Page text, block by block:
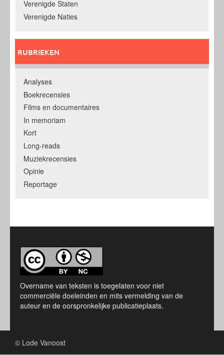
Verenigde Staten
Verenigde Naties
RUBRIEKEN
Analyses
Boekrecensies
Films en documentaires
In memoriam
Kort
Long-reads
Muziekrecensies
Opinie
Reportage
Overname van teksten is toegelaten voor niet
commerciële doeleinden en mits vermelding van de
auteur en de oorspronkelijke publicatieplaats.
© Lode Vanoost